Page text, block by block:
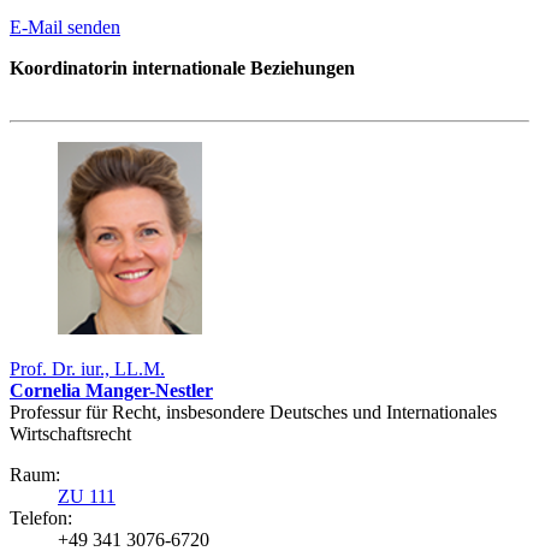
E-Mail senden
Koordinatorin internationale Beziehungen
Prof. Dr. iur., LL.M.
Cornelia Manger-Nestler
Professur für Recht, insbesondere Deutsches und Internationales
Wirtschaftsrecht
Raum:
ZU 111
Telefon:
+49 341 3076-6720